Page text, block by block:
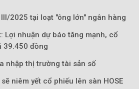
2025 tại loạt "ông lớn" ngân hàng
Lợi nhuận dự báo tăng mạnh, cổ
39.450 đồng
nhập thị trường tài sản số
niêm yết cổ phiếu lên sàn HOSE